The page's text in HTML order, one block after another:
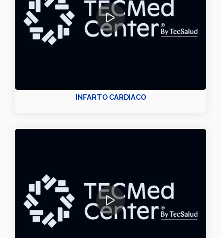
INFARTO CARDIACO